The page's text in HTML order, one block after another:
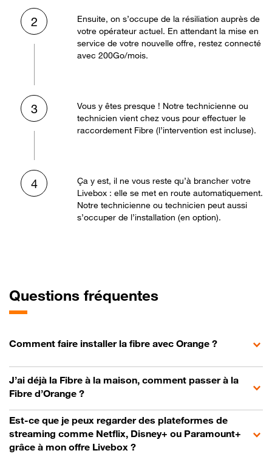
2
Ensuite, on s’occupe de la résiliation auprès de
votre opérateur actuel. En attendant la mise en
service de votre nouvelle offre, restez connecté
avec 200Go/mois.
3
Vous y êtes presque ! Notre technicienne ou
technicien vient chez vous pour effectuer le
raccordement Fibre (l’intervention est incluse).
4
Ça y est, il ne vous reste qu’à brancher votre
Livebox : elle se met en route automatiquement.
Notre technicienne ou technicien peut aussi
s’occuper de l’installation (en option).
Questions fréquentes
Comment faire installer la fibre avec Orange ?
J’ai déjà la Fibre à la maison, comment passer à la
Fibre d’Orange ?
Est-ce que je peux regarder des plateformes de
streaming comme Netflix, Disney+ ou Paramount+
grâce à mon offre Livebox ?